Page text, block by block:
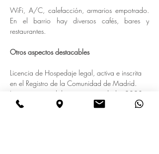
WiFi, A/C, calefacción, armarios empotrado.
En el barrio hay diversos cafés, bares y
restaurantes.
Otros aspectos destacables
Licencia de Hospedaje legal, activa e inscrita
en el Registro de la Comunidad de Madrid.
Licencia concedida con anterioridad a 2023.
Completamente reformado con calidades